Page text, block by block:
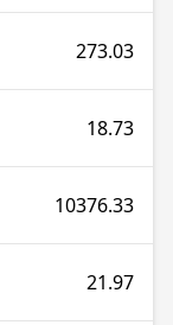
273.03
18.73
10376.33
21.97